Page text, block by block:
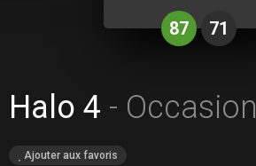
87 71
Halo 4 - Occasion
Ajouter aux favoris